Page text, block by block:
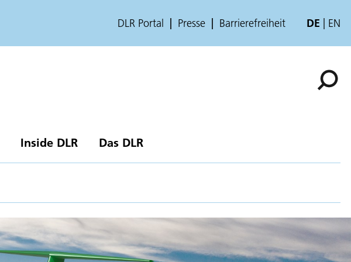
DLR Portal Presse Barrierefreiheit DE EN
Inside DLR Das DLR